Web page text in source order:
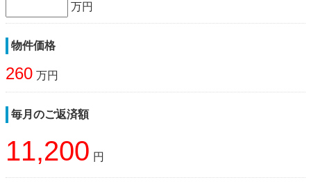
万円
物件価格
260 万円
毎月のご返済額
11,200 円